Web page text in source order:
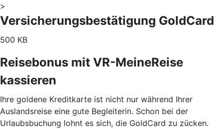
>
Versicherungsbestätigung GoldCard
500 KB
Reisebonus mit VR-MeineReise
kassieren
Ihre goldene Kreditkarte ist nicht nur während Ihrer
Auslandsreise eine gute Begleiterin. Schon bei der
Urlaubsbuchung lohnt es sich, die GoldCard zu zücken.